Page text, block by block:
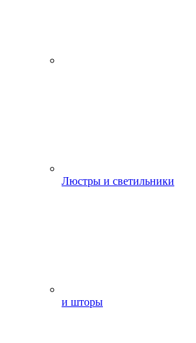
Люстры и светильники
и шторы